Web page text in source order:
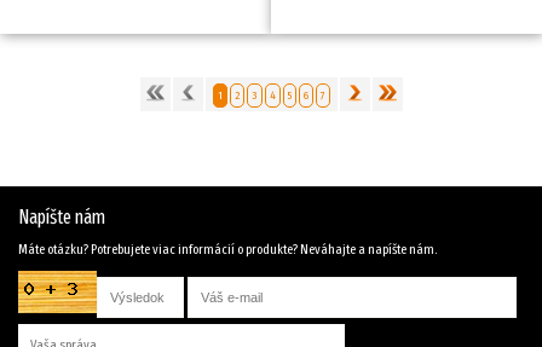
1 2 3 4 5 6 7
Napíšte nám
Máte otázku? Potrebujete viac informácií o produkte? Neváhajte a napíšte nám.